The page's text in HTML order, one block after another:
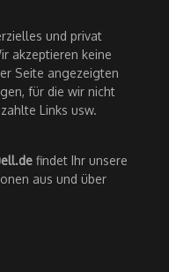
und privat
akzeptieren keine
Seite angezeigten
für die wir nicht
Links usw.
findet Ihr unsere
aus und über